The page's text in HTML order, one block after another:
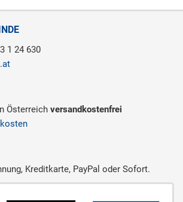
1 24 630
Österreich versandkostenfrei
Kreditkarte, PayPal oder Sofort.